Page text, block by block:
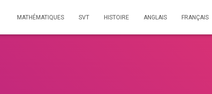
MATHÉMATIQUES SVT HISTOIRE ANGLAIS FRANÇAIS